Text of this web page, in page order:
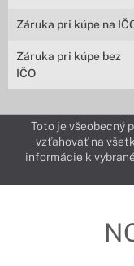
Záruka pri kúpe na
Záruka pri kúpe bez
IČO
Toto je všeobecný
vzťahovať na
informácie k